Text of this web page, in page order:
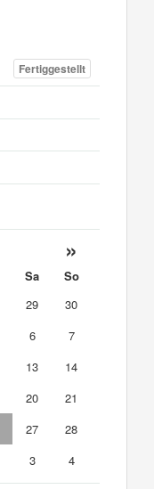
Fertiggestellt
»
Sa
So
29
30
6
7
13
14
20
21
27
28
3 4